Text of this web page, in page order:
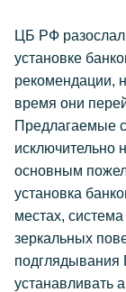
ЦБ РФ
установке
рекомендации,
время они
Предлагаемые
исключительно
основным
установка
местах,
зеркальных
подглядывания
устанавливать